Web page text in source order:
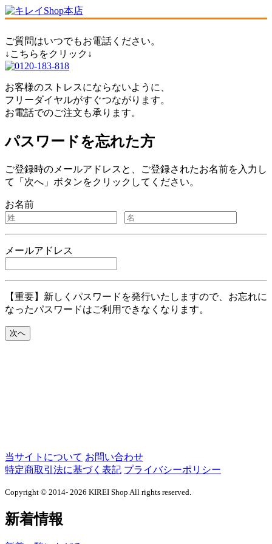
ご質問はいつでもお電話ください。
↓こちらをクリック↓
お客様のストレスにならないように、
フリーダイヤルがすぐつながります。
お電話でのご注文も承ります。
パスワードを忘れた方
ご登録時のメールアドレスと、ご登録されたお名前を入力し
て「次へ」ボタンをクリックしてください。
お名前
メールアドレス
【重要】新しくパスワードを発行いたしますので、お忘れに
なったパスワードはご利用できなくなります。
当サイトについて お問い合わせ
特定商取引法に基づく表記 プライバシーポリシー
Copyright © 2014- 2026 KIREI Shop All rights reserved.
新着情報